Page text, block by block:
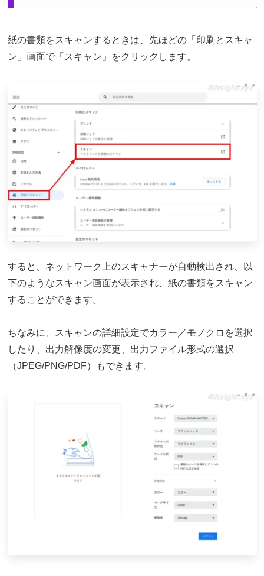
紙の書類をスキャンするときは、先ほどの「印刷とスキャ
ン」画面で「スキャン」をクリックします。
すると、ネットワーク上のスキャナーが自動検出され、以
下のようなスキャン画面が表示され、紙の書類をスキャン
することができます。
ちなみに、スキャンの詳細設定でカラー／モノクロを選択
したり、出力解像度の変更、出力ファイル形式の選択
（JPEG/PNG/PDF）もできます。